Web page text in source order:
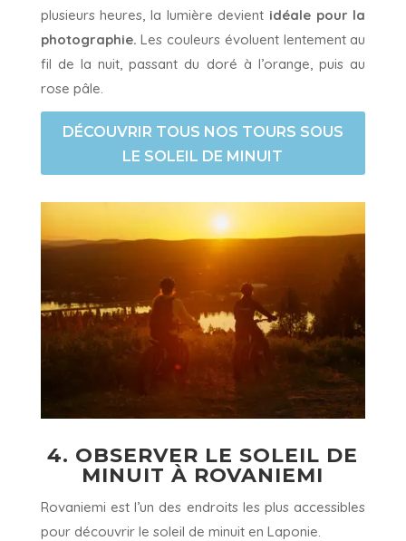
plusieurs heures, la lumière devient idéale pour la
photographie. Les couleurs évoluent lentement au
fil de la nuit, passant du doré à l’orange, puis au
rose pâle.
DÉCOUVRIR TOUS NOS TOURS SOUS
LE SOLEIL DE MINUIT
4. OBSERVER LE SOLEIL DE
MINUIT À ROVANIEMI
Rovaniemi est l’un des endroits les plus accessibles
pour découvrir le soleil de minuit en Laponie.